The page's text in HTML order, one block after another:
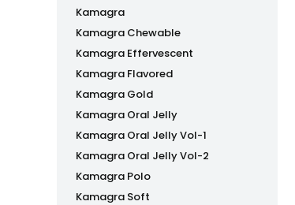
Kamagra
Kamagra Chewable
Kamagra Effervescent
Kamagra Flavored
Kamagra Gold
Kamagra Oral Jelly
Kamagra Oral Jelly Vol-1
Kamagra Oral Jelly Vol-2
Kamagra Polo
Kamagra Soft